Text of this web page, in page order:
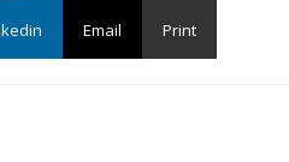
Email Print